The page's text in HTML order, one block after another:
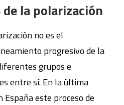
de la polarización
no es el
progresivo de la
grupos e
entre sí. En la última
España este proceso de